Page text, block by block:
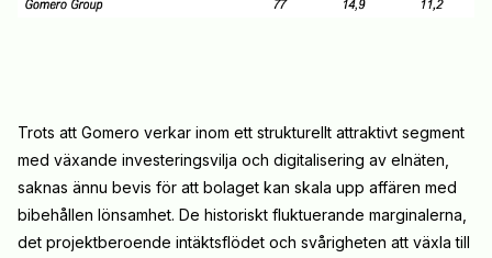
Trots att Gomero verkar inom ett strukturellt attraktivt segment
med växande investeringsvilja och digitalisering av elnäten,
saknas ännu bevis för att bolaget kan skala upp affären med
bibehållen lönsamhet. De historiskt fluktuerande marginalerna,
det projektberoende intäktsflödet och svårigheten att växla till